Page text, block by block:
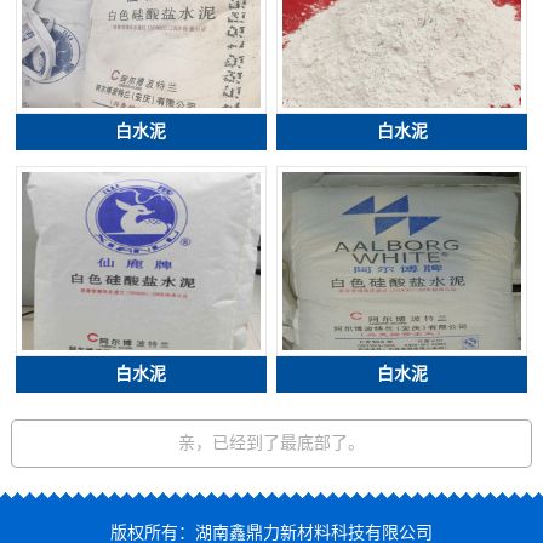
白水泥 白水泥
白水泥 白水泥
亲，已经到了最底部了。
版权所有：湖南鑫鼎力新材料科技有限公司